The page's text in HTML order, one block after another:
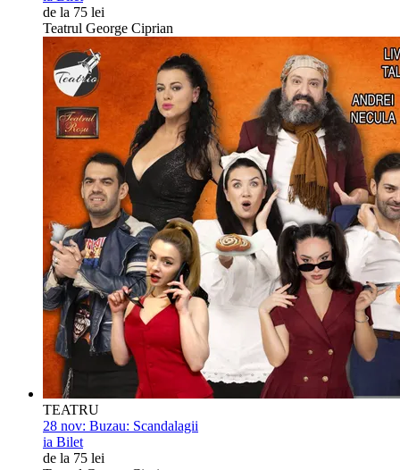
de la 75 lei
Teatrul George Ciprian
TEATRU
28 nov: Buzau: Scandalagii
ia Bilet
de la 75 lei